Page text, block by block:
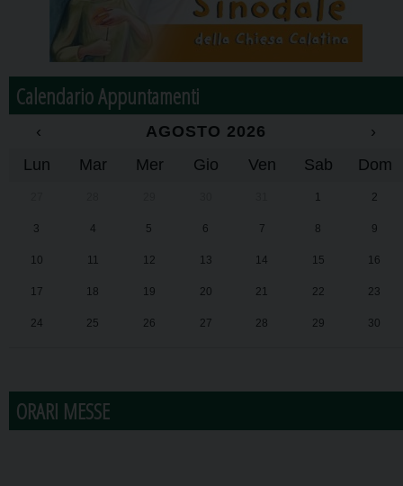
Calendario Appuntamenti
‹ AGOSTO 2026
›
Lun
Mar Mer Gio Ven Sab Dom
1 2
3 4 5 6 7 8 9
10 11 12 13 14 15 16
17 18 19 20 21 22 23
24 25 26 27 28 29 30
ORARI MESSE